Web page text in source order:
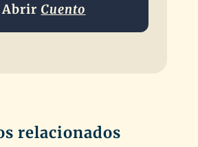
Abrir Cuento
relacionados